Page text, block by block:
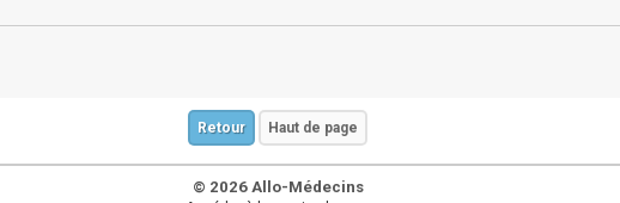
Retour Haut de page
© 2026 Allo-Médecins